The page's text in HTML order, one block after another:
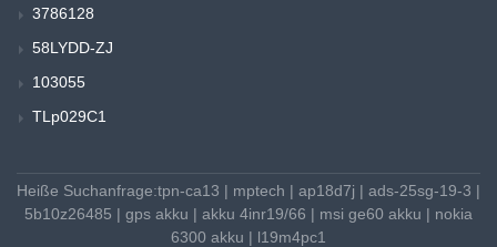
3786128
58LYDD-ZJ
103055
TLp029C1
Heiße Suchanfrage:tpn-ca13 | mptech | ap18d7j | ads-25sg-19-3 |
5b10z26485 | gps akku | akku 4inr19/66 | msi ge60 akku | nokia
6300 akku | l19m4pc1